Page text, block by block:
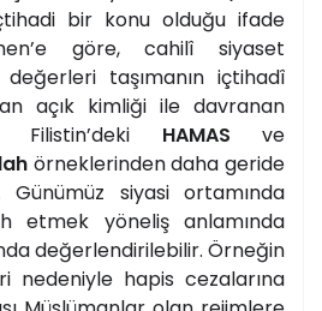
bir konu olduğu ifade
göre, cahilî siyaset
taşımanın içtihadî
açık kimliği ile davranan
Filistin’deki HAMAS ve
örneklerinden daha geride
Günümüz siyasi ortamında
etmek yöneliş anlamında
değerlendirilebilir. Örneğin
nedeniyle hapis cezalarına